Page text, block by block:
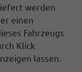
werden
einen
Fahrzeugs
Klick
lassen.